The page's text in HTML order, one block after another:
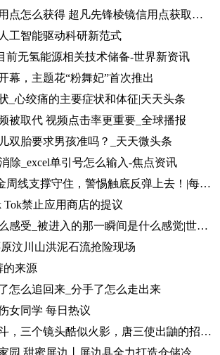
超凡先锋棱镜信用点怎么获得 超凡先锋棱镜信用点获取方式一览 全球快资讯
工智能驱动科研新范式
前无氢能源相关技术储备-世界新资讯
幕，主题花“粉舞妃”首次推出
_心绞痛的主要症状和体征|天天头条
被取代 视频点击率更重要_全球播报
双胎要求男孩准吗？_天天微头条
除_excel单引号怎么输入-焦点资讯
何宇鑫：6.29黄金周线支撑守住，警惕触底反弹上去！|每日短讯
禁止应用商店的提议
进入的一瞬间什么感受_被进入的那一瞬间是什么感觉|世界快播报
汶川山洪泥石流抢险现场
的来源
怎么追回来_分手了怎么走出来
女同学 每日热议
风笑天和唐三战斗，三个镜头酷似火影，唐三使出鼬的招牌动作 速看料
今日热搜：山水家园 甜蜜屏边丨屏边县全力打造仓储冷链保障“云品”出滇